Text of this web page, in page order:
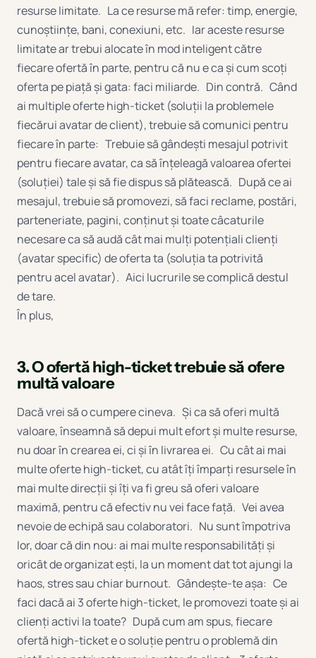
resurse limitate. La ce resurse mă refer: timp, energie,
cunoștiințe, bani, conexiuni, etc. Iar aceste resurse
limitate ar trebui alocate în mod inteligent către
fiecare ofertă în parte, pentru că nu e ca și cum scoți
oferta pe piață și gata: faci miliarde. Din contră. Când
ai multiple oferte high-ticket (soluții la problemele
fiecărui avatar de client), trebuie să comunici pentru
fiecare în parte: Trebuie să gândești mesajul potrivit
pentru fiecare avatar, ca să înțeleagă valoarea ofertei
(soluției) tale și să fie dispus să plătească. După ce ai
mesajul, trebuie să promovezi, să faci reclame, postări,
parteneriate, pagini, conținut și toate câcaturile
necesare ca să audă cât mai mulți potențiali clienți
(avatar specific) de oferta ta (soluția ta potrivită
pentru acel avatar). Aici lucrurile se complică destul
de tare.
În plus,
3. O ofertă high-ticket trebuie să ofere
multă valoare
Dacă vrei să o cumpere cineva. Și ca să oferi multă
valoare, înseamnă să depui mult efort și multe resurse,
nu doar în crearea ei, ci și în livrarea ei. Cu cât ai mai
multe oferte high-ticket, cu atât îți împarți resursele în
mai multe direcții și îți va fi greu să oferi valoare
maximă, pentru că efectiv nu vei face față. Vei avea
nevoie de echipă sau colaboratori. Nu sunt împotriva
lor, doar că din nou: ai mai multe responsabilități și
oricât de organizat ești, la un moment dat tot ajungi la
haos, stres sau chiar burnout. Gândește-te așa: Ce
faci dacă ai 3 oferte high-ticket, le promovezi toate și ai
clienți activi la toate? După cum am spus, fiecare
ofertă high-ticket e o soluție pentru o problemă din